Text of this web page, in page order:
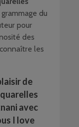
du
pour
des
les
de
avec
I love